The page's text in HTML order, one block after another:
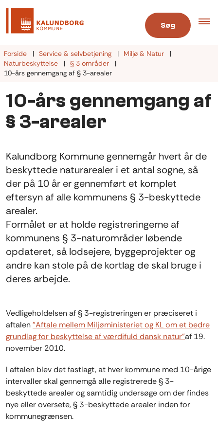
Søg
Forside Service & selvbetjening
Miljø & Natur
Naturbeskyttelse
§ 3 områder
10-års gennemgang af § 3-arealer
10-års gennemgang af
§ 3-arealer
Kalundborg Kommune gennemgår hvert år de
beskyttede naturarealer i et antal sogne, så
der på 10 år er gennemført et komplet
eftersyn af alle kommunens § 3-beskyttede
arealer.
Formålet er at holde registreringerne af
kommunens § 3-naturområder løbende
opdateret, så lodsejere, byggeprojekter og
andre kan stole på de kortlag de skal bruge i
deres arbejde.
Vedligeholdelsen af § 3-registreringen er præciseret i
aftalen”Aftale mellem Miljøministeriet og KL om et bedre
grundlag for beskyttelse af værdifuld dansk natur”af 19.
november 2010.
I aftalen blev det fastlagt, at hver kommune med 10-årige
intervaller skal gennemgå alle registrerede § 3-
beskyttede arealer og samtidig undersøge om der findes
nye eller oversete, § 3-beskyttede arealer inden for
kommunegrænsen.